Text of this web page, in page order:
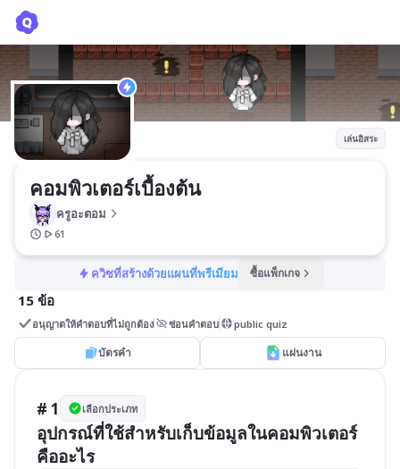
เล่นอิสระ
คอมพิวเตอร์เบื้องต้น
ครูอะตอม
61
ควิซที่สร้างด้วยแผนที่พรีเมียม ซื้อแพ็กเกจ
15 ข้อ
อนุญาตให้คำตอบที่ไม่ถูกต้อง ซ่อนคำตอบ public quiz
บัตรคำ แผ่นงาน
# 1 เลือกประเภท
อุปกรณ์ที่ใช้สำหรับเก็บข้อมูลในคอมพิวเตอร์
คืออะไร